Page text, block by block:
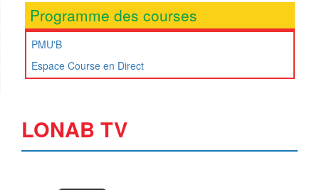
Programme des courses
PMU'B
Espace Course en Direct
LONAB TV